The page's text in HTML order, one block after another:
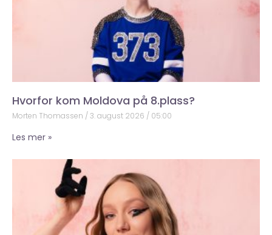
Hvorfor kom Moldova på 8.plass?
Morten Thomassen 3. august 2026 05:00
Les mer »